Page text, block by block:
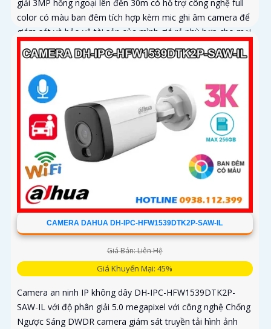
giải 3MP hồng ngoại lên đến 30m có hỗ trợ công nghệ full
color có màu ban đêm tích hợp kèm mic ghi âm camera để
giám sát và bảo vệ tài sản của mình giá rẻ phù hợp cho mọi
gia đình.
CAMERA DAHUA DH-IPC-HFW1539DTK2P-SAW-IL
Giá Bán: Liên Hệ
Giá Khuyến Mại: 45%
Camera an ninh IP không dây DH-IPC-HFW1539DTK2P-
SAW-IL với độ phân giải 5.0 megapixel với công nghệ Chống
Ngược Sáng DWDR camera giám sát truyền tải hình ảnh